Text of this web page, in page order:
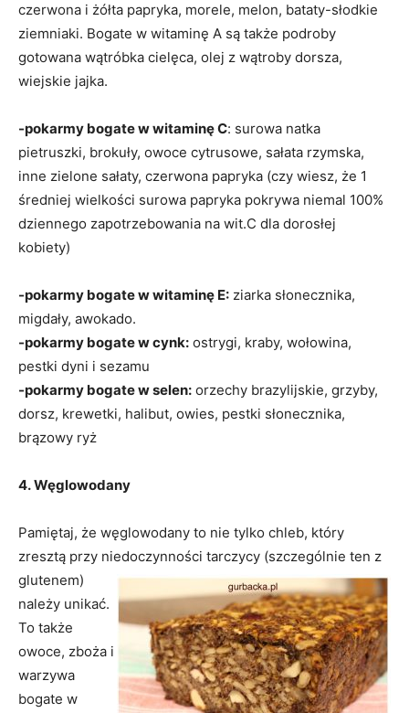
czerwona i żółta papryka, morele, melon, bataty-słodkie
ziemniaki. Bogate w witaminę A są także podroby
gotowana wątróbka cielęca, olej z wątroby dorsza,
wiejskie jajka.
-pokarmy bogate w witaminę C: surowa natka
pietruszki, brokuły, owoce cytrusowe, sałata rzymska,
inne zielone sałaty, czerwona papryka (czy wiesz, że 1
średniej wielkości surowa papryka pokrywa niemal 100%
dziennego zapotrzebowania na wit.C dla dorosłej
kobiety)
-pokarmy bogate w witaminę E: ziarka słonecznika,
migdały, awokado.
-pokarmy bogate w cynk: ostrygi, kraby, wołowina,
pestki dyni i sezamu
-pokarmy bogate w selen: orzechy brazylijskie, grzyby,
dorsz, krewetki, halibut, owies, pestki słonecznika,
brązowy ryż
4. Węglowodany
Pamiętaj, że węglowodany to nie tylko chleb, który
zresztą przy niedoczynności tarczycy (szczególnie ten z
glutenem)
należy unikać.
To także
owoce, zboża i
warzywa
bogate w